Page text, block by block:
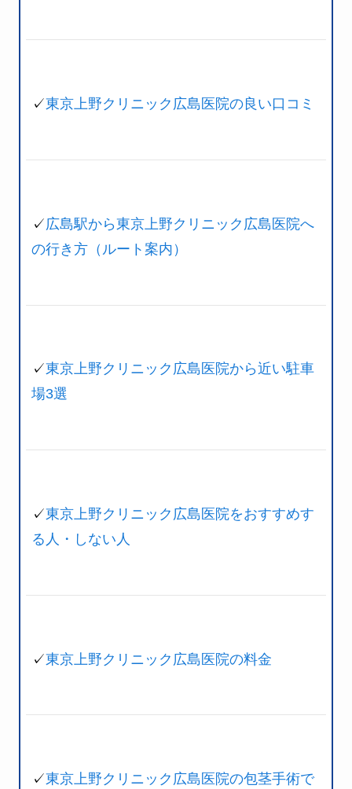
✓東京上野クリニック広島医院の良い口コミ
✓ 広島駅から東京上野クリニック広島医院へ
の行き方（ルート案内）
✓東京上野クリニック広島医院から近い駐車
場3選
✓東京上野クリニック広島医院をおすすめす
る人・しない人
✓東京上野クリニック広島医院の料金
✓東京上野クリニック広島医院の包茎手術で